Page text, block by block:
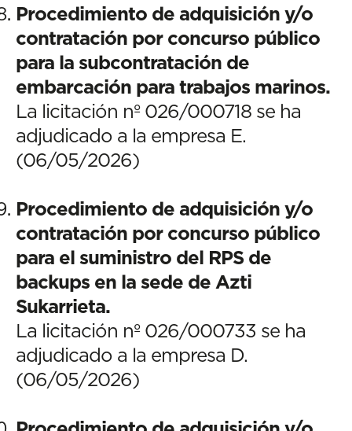
Procedimiento de adquisición y/o
contratación por concurso público
para la subcontratación de
embarcación para trabajos marinos.
La licitación nº 026/000718 se ha
adjudicado a la empresa E.
(06/05/2026)
Procedimiento de adquisición y/o
contratación por concurso público
para el suministro del RPS de
backups en la sede de Azti
Sukarrieta.
La licitación nº 026/000733 se ha
adjudicado a la empresa D.
(06/05/2026)